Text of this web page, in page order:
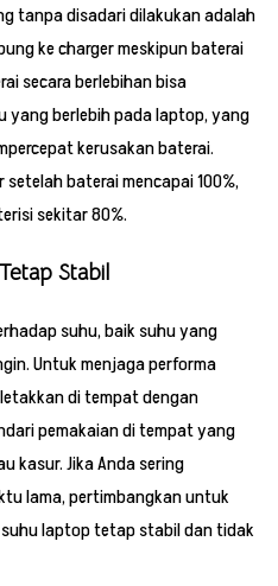
tanpa disadari dilakukan adalah
ke charger meskipun baterai
secara berlebihan bisa
yang berlebih pada laptop, yang
kerusakan baterai.
baterai mencapai 100%,
sekitar 80%.
Stabil
suhu, baik suhu yang
Untuk menjaga performa
di tempat dengan
pemakaian di tempat yang
kasur. Jika Anda sering
lama, pertimbangkan untuk
laptop tetap stabil dan tidak